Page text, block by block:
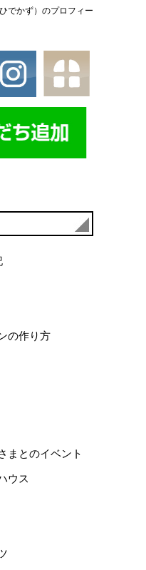
でかず）のプロフィー
の作り方
まとのイベント
ウス